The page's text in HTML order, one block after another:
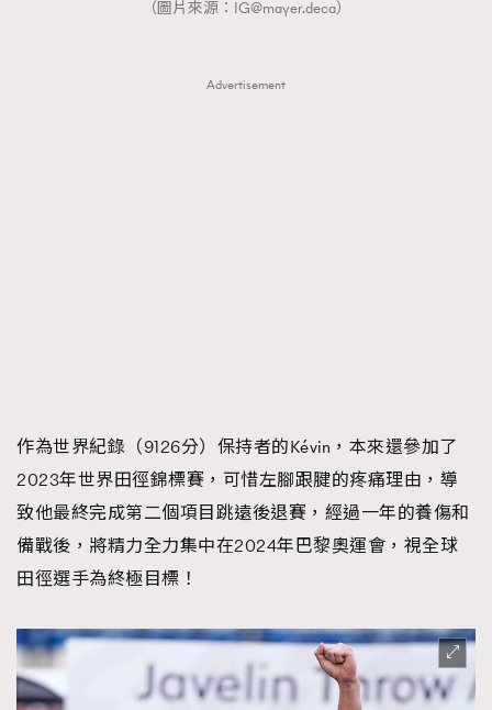
（圖片來源： IG@mayer.deca）
Advertisement
作為世界紀錄（9126分）保持者的Kévin，本來還參加了
2023年世界田徑錦標賽，可惜左腳跟腱的疼痛理由，導
致他最終完成第二個項目跳遠後退賽，經過一年的養傷和
備戰後，將精力全力集中在2024年巴黎奧運會，視全球
田徑選手為終極目標！